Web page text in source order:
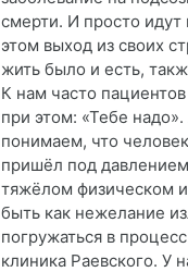
смерти. И просто идут
этом выход из своих
жить было и есть,
К нам часто
при этом: «Тебе
понимаем, что
пришёл под
тяжёлом физическом
быть как нежелание
погружаться в
клиника Раевского. У